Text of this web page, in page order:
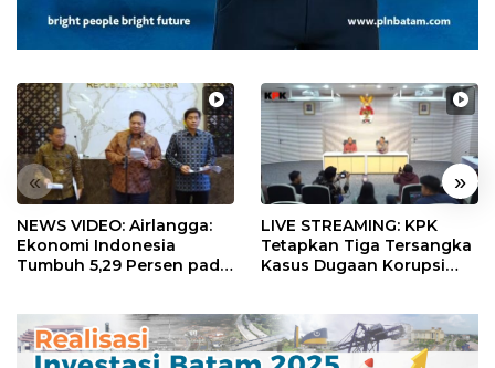
« »
NEWS VIDEO: Airlangga:
Ekonomi Indonesia
Tumbuh 5,29 Persen pada
LIVE STREAMING: KPK
Tetapkan Tiga Tersangka
Kasus Dugaan Korupsi